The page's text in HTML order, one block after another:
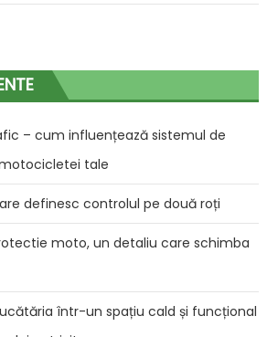
– cum influențează sistemul de
tale
definesc controlul pe două roți
moto, un detaliu care schimba
într-un spațiu cald și funcțional